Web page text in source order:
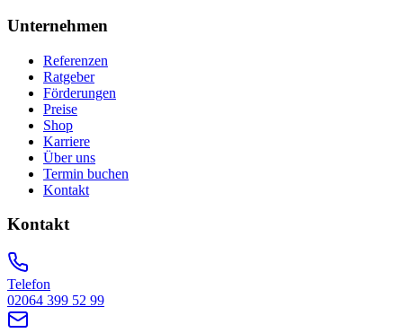
Unternehmen
Referenzen
Ratgeber
Förderungen
Preise
Shop
Karriere
Über uns
Termin buchen
Kontakt
Kontakt
Telefon
02064 399 52 99